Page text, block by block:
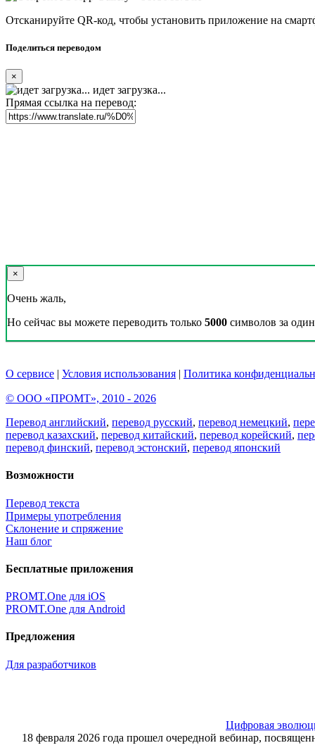
Отсканируйте QR-код, чтобы установить приложение на
Поделиться переводом
×
идет загрузка...
Прямая ссылка на перевод:
×
Очень жаль,
Но сейчас вы можете переводить только 5000 символов за один
О сервисе | Условия использования | Политика
© ООО «ПРОМТ», 2010 - 2026
Перевод английский, перевод русский, перевод немецкий,
перевод казахский, перевод китайский, перевод корейский,
перевод финский, перевод эстонский, перевод японский
Возможности
Перевод текста
Примеры употребления
Склонение и спряжение
Наш блог
Бесплатные приложения
PROMT.One для iOS
PROMT.One для Android
Предложения
Для разработчиков
Цифровая
18 февраля 2026 года прошел очередной вебинар,